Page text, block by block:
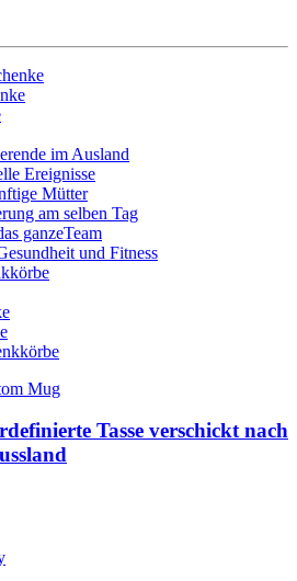
im Ausland
Ereignisse
Mütter
am selben Tag
ganzeTeam
und Fitness
Tasse verschickt nach